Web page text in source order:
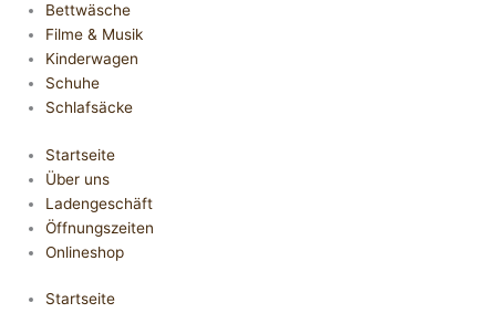
Bettwäsche
Filme & Musik
Kinderwagen
Schuhe
Schlafsäcke
Startseite
Über uns
Ladengeschäft
Öffnungszeiten
Onlineshop
Startseite